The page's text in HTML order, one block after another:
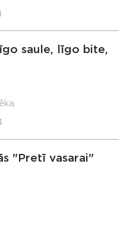
saule, līgo bite,
"Pretī vasarai"